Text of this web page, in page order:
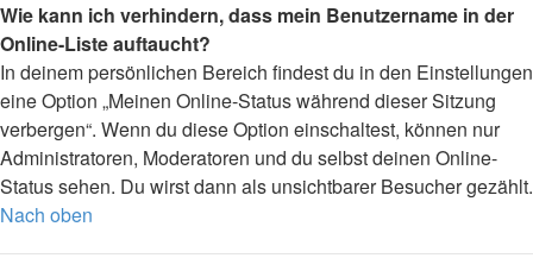
Wie kann ich verhindern, dass mein Benutzername in der
Online-Liste auftaucht?
In deinem persönlichen Bereich findest du in den Einstellungen
eine Option „Meinen Online-Status während dieser Sitzung
verbergen“. Wenn du diese Option einschaltest, können nur
Administratoren, Moderatoren und du selbst deinen Online-
Status sehen. Du wirst dann als unsichtbarer Besucher gezählt.
Nach oben